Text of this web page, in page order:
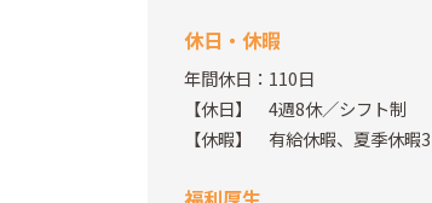
休日・休暇
年間休日：110日
【休日】 4週8休／シフト制
【休暇】 有給休暇、夏季休暇